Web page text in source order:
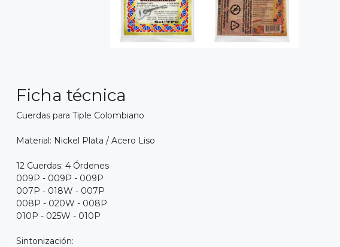
Ficha técnica
Cuerdas para Tiple Colombiano
Material: Nickel Plata / Acero Liso
12 Cuerdas: 4 Órdenes
009P - 009P - 009P
007P - 018W - 007P
008P - 020W - 008P
010P - 025W - 010P
Sintonización: